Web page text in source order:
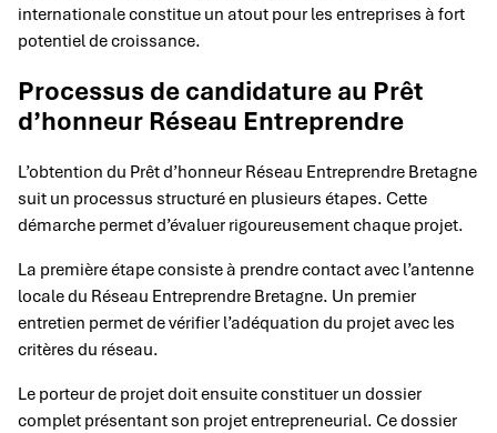
internationale constitue un atout pour les entreprises à fort
potentiel de croissance.
Processus de candidature au Prêt
d’honneur Réseau Entreprendre
L’obtention du Prêt d’honneur Réseau Entreprendre Bretagne
suit un processus structuré en plusieurs étapes. Cette
démarche permet d’évaluer rigoureusement chaque projet.
La première étape consiste à prendre contact avec l’antenne
locale du Réseau Entreprendre Bretagne. Un premier
entretien permet de vérifier l’adéquation du projet avec les
critères du réseau.
Le porteur de projet doit ensuite constituer un dossier
complet présentant son projet entrepreneurial. Ce dossier